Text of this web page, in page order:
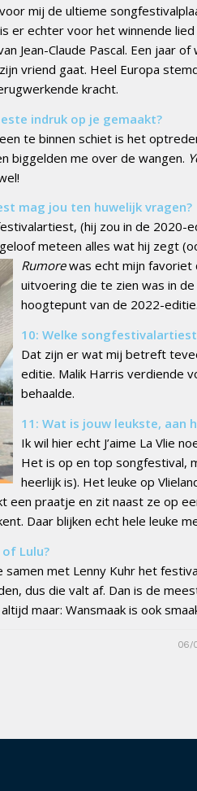
mij de ultieme
er echter voor het winnende lied
Jean-Claude Pascal. Een jaar
vriend gaat. Heel Europa
kracht.
indruk op je gemaakt?
te binnen schiet is het
biggelden me over de wangen.
mag jou ten huwelijk vragen?
(hij zou in de
meteen alles wat hij zegt
Rumorewas echt mijn favoriet
uitvoering die te zien was in
hoogtepunt van de 2022-editie.
10: Welke
Dat zijn er wat mij betreft
editie. Malik Harris verdiende
behaalde.
11: Wat is jouw leukste,
Ik wil hier echt J’aime La Vlie
Het is op en top songfestival,
heerlijk is). Het leuke op
een praatje en zit naast ze op
Daar blijken echt hele leuke
of Lulu?
samen met Lenny Kuhr het
dus die valt af. Dan is de
maar: Wansmaak is ook
06/